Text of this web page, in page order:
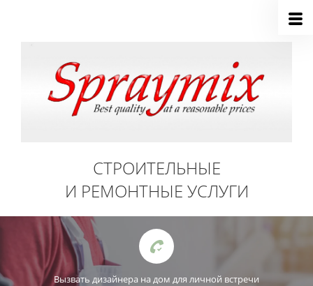
СТРОИТЕЛЬНЫЕ
И РЕМОНТНЫЕ УСЛУГИ
Вызвать дизайнера на дом для личной встречи